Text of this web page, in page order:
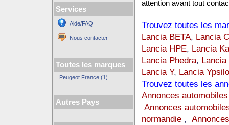
Services
Aide/FAQ
Nous contacter
Toutes les marques
Peugeot France (1)
Autres Pays
attention avant tout
Trouvez toutes les
Lancia BETA, Lancia
Lancia HPE, Lancia
Lancia Phedra,
Lancia Y, Lancia
Trouvez toutes les
Annonces
Annonces
normandie,